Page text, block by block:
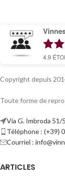
4.9
Copyright depuis
Toute forme de
Via G. Imbroda 51/
Téléphone : (+39)
Courriel :
ARTICLES